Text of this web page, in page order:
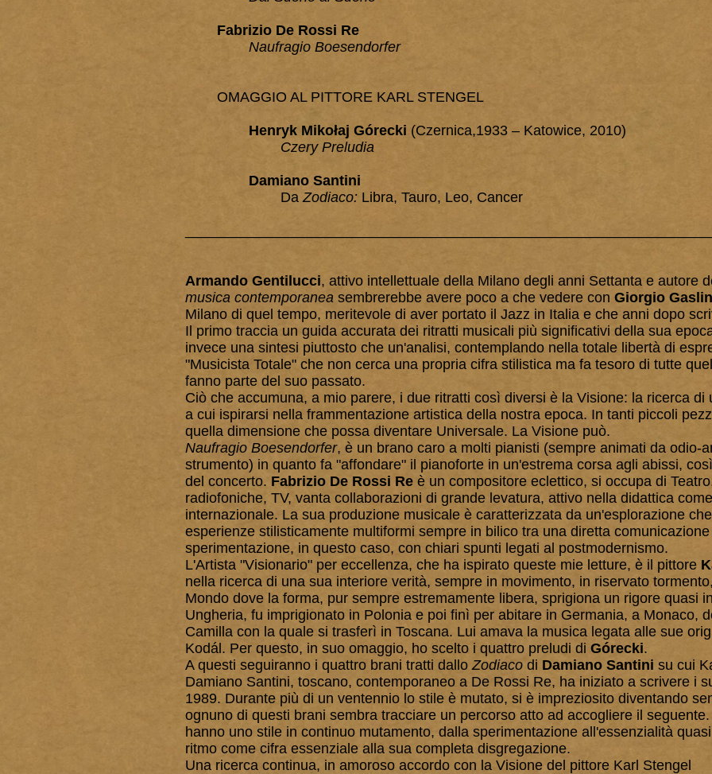
Fabrizio De Rossi Re
Naufragio Boesendorfer
OMAGGIO AL PITTORE KARL STENGEL
Henryk Mikołaj Górecki (Czernica,1933 – Katowice, 2010)
Czery Preludia
Damiano Santini
DaZodiaco: Libra, Tauro, Leo, Cancer
Armando Gentilucci, attivo intellettuale della Milano degli anni Settanta e autore
musica contemporanea sembrerebbe avere poco a che vedere con Giorgio
Milano di quel tempo, meritevole di aver portato il Jazz in Italia e che anni dopo
Il primo traccia un guida accurata dei ritratti musicali più significativi della sua
invece una sintesi piuttosto che un'analisi, contemplando nella totale libertà di
"Musicista Totale" che non cerca una propria cifra stilistica ma fa tesoro di tutte
fanno parte del suo passato.
Ciò che accumuna, a mio parere, i due ritratti così diversi è la Visione: la ricerca di
a cui ispirarsi nella frammentazione artistica della nostra epoca. In tanti piccoli
quella dimensione che possa diventare Universale. La Visione può.
Naufragio Boesendorfer, è un brano caro a molti pianisti (sempre animati da odio-
strumento) in quanto fa "affondare" il pianoforte in un'estrema corsa agli abissi,
del concerto. Fabrizio De Rossi Re è un compositore eclettico, si occupa di
radiofoniche, TV, vanta collaborazioni di grande levatura, attivo nella didattica
internazionale. La sua produzione musicale è caratterizzata da un'esplorazione
esperienze stilisticamente multiformi sempre in bilico tra una diretta
sperimentazione, in questo caso, con chiari spunti legati al postmodernismo.
L'Artista "Visionario" per eccellenza, che ha ispirato queste mie letture, è il pittore
nella ricerca di una sua interiore verità, sempre in movimento, in riservato
Mondo dove la forma, pur sempre estremamente libera, sprigiona un rigore quasi
Ungheria, fu imprigionato in Polonia e poi finì per abitare in Germania, a Monaco,
Camilla con la quale si trasferì in Toscana. Lui amava la musica legata alle sue
Kodál. Per questo, in suo omaggio, ho scelto i quattro preludi di Górecki.
A questi seguiranno i quattro brani tratti dalloZodiaco di Damiano Santini su cui
Damiano Santini, toscano, contemporaneo a De Rossi Re, ha iniziato a scrivere i
1989. Durante più di un ventennio lo stile è mutato, si è impreziosito diventando
ognuno di questi brani sembra tracciare un percorso atto ad accogliere il
hanno uno stile in continuo mutamento, dalla sperimentazione all'essenzialità
ritmo come cifra essenziale alla sua completa disgregazione.
Una ricerca continua, in amoroso accordo con la Visione del pittore Karl Stengel